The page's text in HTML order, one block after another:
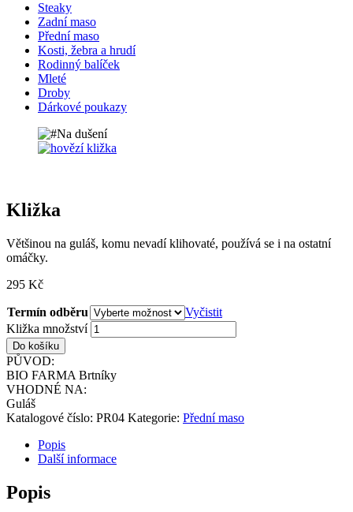
Steaky
Zadní maso
Přední maso
Kosti, žebra a hrudí
Rodinný balíček
Mleté
Droby
Dárkové poukazy
Na dušení
Kližka
Většinou na guláš, komu nevadí klihovaté, používá se i na ostatní
omáčky.
295 Kč
Termín odběru
Vyčistit
Kližka množství
Do košíku
PŮVOD:
BIO FARMA Brtníky
VHODNÉ NA:
Guláš
Katalogové číslo: PR04 Kategorie: Přední maso
Popis
Další informace
Popis